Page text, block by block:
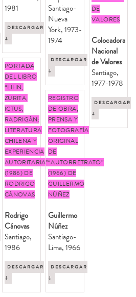
1981
DESCARGAR
↓
Santiago-
Nueva
York, 1973-
1974
DESCARGAR
↓
DE
VALORES
Colocadora
Nacional
de Valores
Santiago,
1977-1978
DESCARGAR
↓
PORTADA
DEL LIBRO
“LIHN,
ZURITA,
ICTUS,
RADRIGÁN:
LITERATURA
CHILENA Y
EXPERIENCIA
AUTORITARIA”
(1986) DE
RODRIGO
CÁNOVAS
Rodrigo
Cánovas
Santiago,
1986
DESCARGAR
↓
REGISTRO
DE OBRA,
PRENSA Y
FOTOGRAFÍA
ORIGINAL
DE
“AUTORRETRATO”
(1966) DE
GUILLERMO
NÚÑEZ
Guillermo
Núñez
Santiago-
Lima, 1966
DESCARGAR
↓